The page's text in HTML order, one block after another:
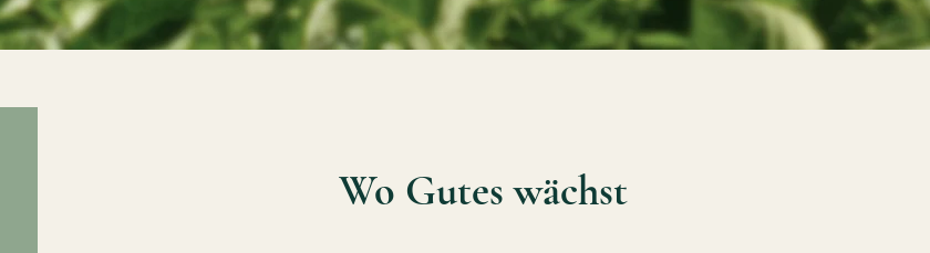
Wo Gutes wächst